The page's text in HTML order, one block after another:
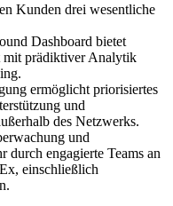
Kunden drei wesentliche
Dashboard bietet
mit prädiktiver Analytik
ermöglicht priorisiertes
und
des Netzwerks.
und
engagierte Teams an
einschließlich